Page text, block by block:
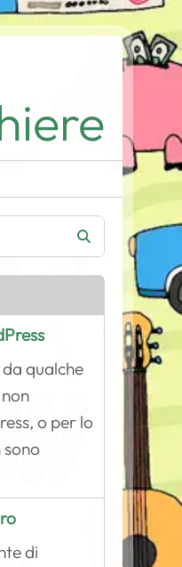
qualche
o per lo
di